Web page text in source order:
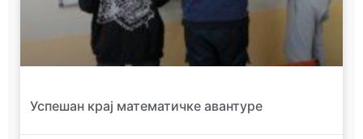
Успешан крај математичке авантуре